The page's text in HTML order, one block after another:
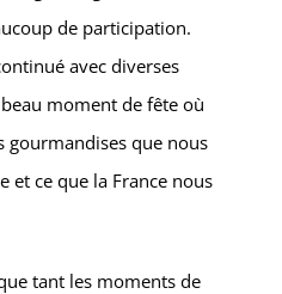
de participation.
avec diverses
moment de fête où
gourmandises que nous
et ce que la France nous
tant les moments de